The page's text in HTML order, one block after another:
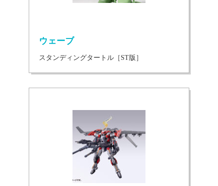
ウェーブ
スタンディングタートル［ST版］